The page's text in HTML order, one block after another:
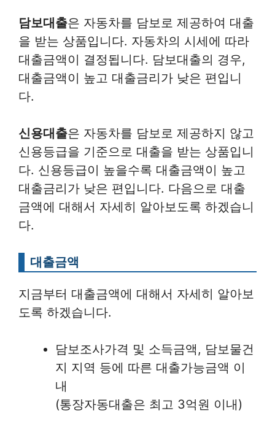
담보대출은 자동차를 담보로 제공하여 대출
을 받는 상품입니다. 자동차의 시세에 따라
대출금액이 결정됩니다. 담보대출의 경우,
대출금액이 높고 대출금리가 낮은 편입니
다.
신용대출은 자동차를 담보로 제공하지 않고
신용등급을 기준으로 대출을 받는 상품입니
다. 신용등급이 높을수록 대출금액이 높고
대출금리가 낮은 편입니다. 다음으로 대출
금액에 대해서 자세히 알아보도록 하겠습니
다.
대출금액
지금부터 대출금액에 대해서 자세히 알아보
도록 하겠습니다.
담보조사가격 및 소득금액, 담보물건
지 지역 등에 따른 대출가능금액 이
내
(통장자동대출은 최고 3억원 이내)